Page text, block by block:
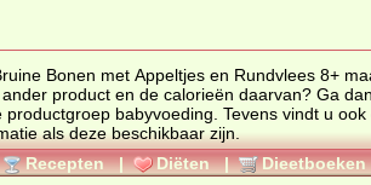
Bonen met Appeltjes en Rundvlees 8+
babyvoeding. Zoekt u een ander product en de calorieën daarvan?
uit de productgroep babyvoeding
als deze beschikbaar zijn.
Recepten | Diëten | Dieetboeken